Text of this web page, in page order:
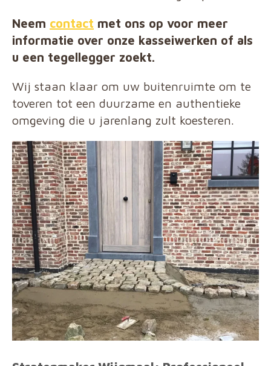
Neem contact met ons op voor meer
informatie over onze kasseiwerken of als
u een tegellegger zoekt.
Wij staan klaar om uw buitenruimte om te
toveren tot een duurzame en authentieke
omgeving die u jarenlang zult koesteren.